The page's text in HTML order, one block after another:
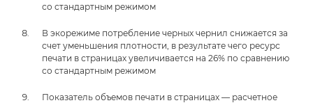
со стандартным режимом
В экорежиме потребление черных чернил снижается за
счет уменьшения плотности, в результате чего ресурс
печати в страницах увеличивается на 26% по сравнению
со стандартным режимом
Показатель объемов печати в страницах — расчетное